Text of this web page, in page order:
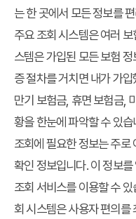
는 한 곳에서 모든 정보를
주요 조회 시스템은 여러
스템은 가입된 모든 보험
증 절차를 거치면 내가 가
만기 보험금, 휴면 보험금,
황을 한눈에 파악할 수 있습
조회에 필요한 정보는 주로
확인 정보입니다. 이 정보
조회 서비스를 이용할 수
회 시스템은 사용자 편의를